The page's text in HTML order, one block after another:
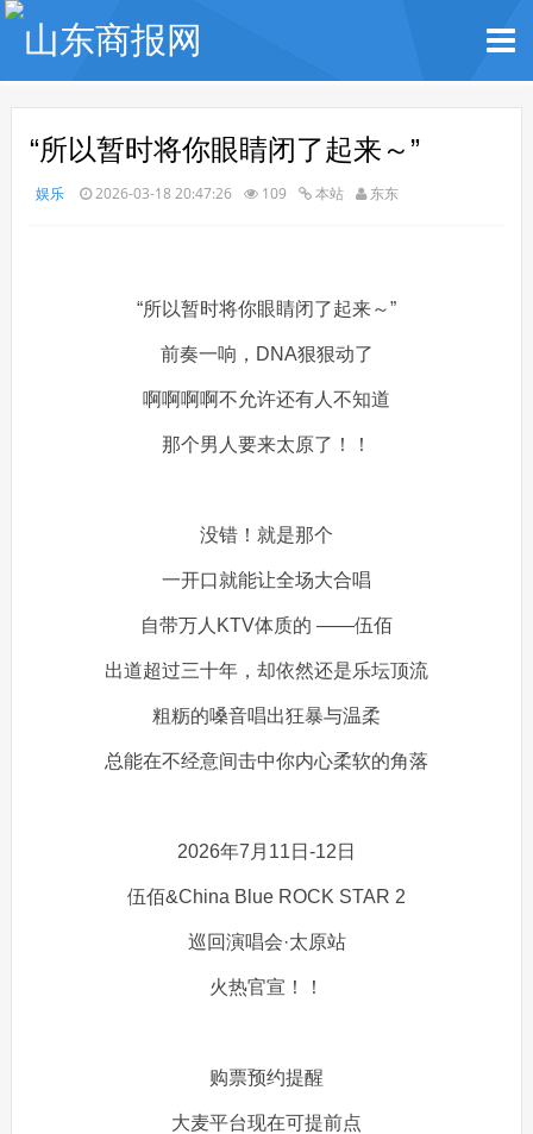
“所以暂时将你眼睛闭了起来～”
娱乐 2026-03-18 20:47:26 109 本站 东东
“所以暂时将你眼睛闭了起来～”
前奏一响，DNA狠狠动了
啊啊啊啊不允许还有人不知道
那个男人要来太原了！！
没错！就是那个
一开口就能让全场大合唱
自带万人KTV体质的 ——伍佰
出道超过三十年，却依然还是乐坛顶流
粗粝的嗓音唱出狂暴与温柔
总能在不经意间击中你内心柔软的角落
2026年7月11日-12日
伍佰&China Blue ROCK STAR 2
巡回演唱会·太原站
火热官宣！！
购票预约提醒
大麦平台现在可提前点